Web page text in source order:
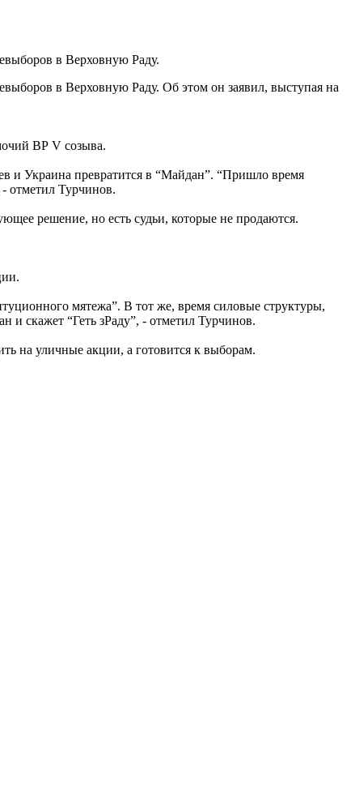
в Верховную Раду.
в Верховную Раду. Об этом он заявил, выступая на
ВР V созыва.
и Украина превратится в “Майдан”. “Пришло время
отметил Турчинов.
решение, но есть судьи, которые не продаются.
мятежа”. В тот же, время силовые структуры,
и скажет “Геть зРаду”, - отметил Турчинов.
на уличные акции, а готовится к выборам.